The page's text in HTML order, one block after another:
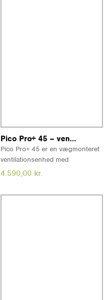
Læs merePico Pro+ 45 – ventilation med varmegenvinding til større rum
Pico Pro+ 45 er en vægmonteret
ventilationsenhed med
varmegenvinding til ét rum på op
4.590,00 kr.